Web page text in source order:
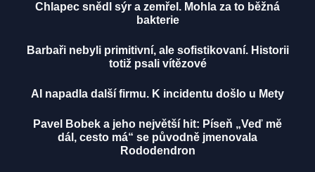
Chlapec snědl sýr a zemřel. Mohla za to běžná
bakterie
Barbaři nebyli primitivní, ale sofistikovaní. Historii
totiž psali vítězové
AI napadla další firmu. K incidentu došlo u Mety
Pavel Bobek a jeho největší hit: Píseň „Veď mě
dál, cesto má“ se původně jmenovala
Rododendron